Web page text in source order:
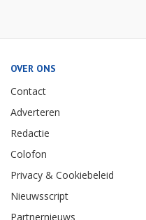
OVER ONS
Contact
Adverteren
Redactie
Colofon
Privacy & Cookiebeleid
Nieuwsscript
Partnernieuws